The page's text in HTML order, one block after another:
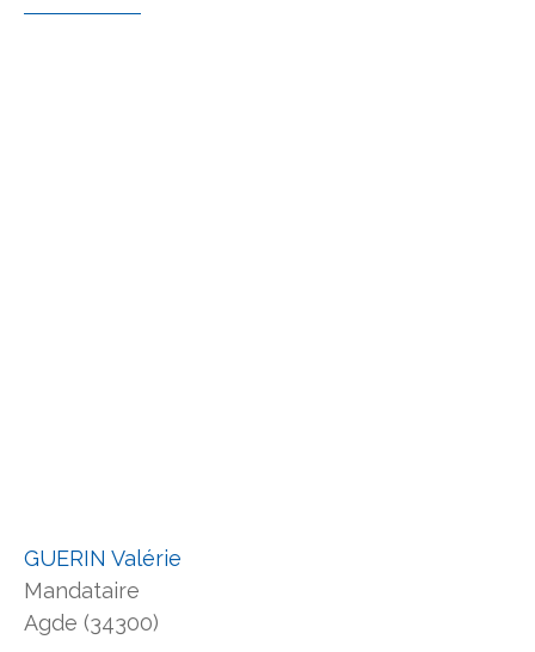
GUERIN Valérie
Mandataire
Agde (34300)